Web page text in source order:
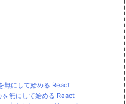
にして始める React
無にして始める React